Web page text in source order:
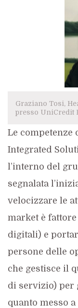
Graziano Tosi,
presso UniCredit
Le competenze
Integrated
l’interno del
segnalata
velocizzare le
market è
digitali) e
persone delle
che gestisce il
di servizio) per
quanto messo